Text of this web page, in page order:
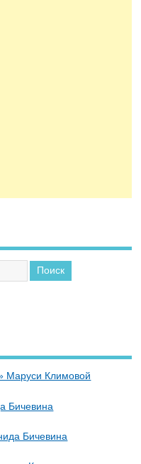
Маруси Климовой
Бичевина
Бичевина